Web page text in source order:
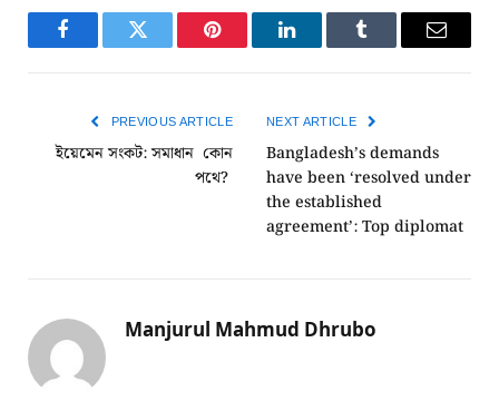
FacebookTwitter Pinterest LinkedInTumblr Email
PREVIOUS ARTICLE
ইয়েমেন সংকট: সমাধান কোন
পথে?
NEXT ARTICLE
Bangladesh’s demands
have been ‘resolved under
the established
agreement’: Top diplomat
Manjurul Mahmud Dhrubo